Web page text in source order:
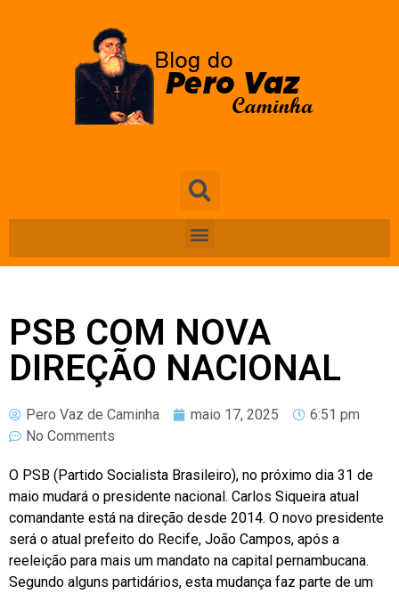
PSB COM NOVA
DIREÇÃO NACIONAL
Pero Vaz de Caminha maio 17, 2025
6:51 pm
No Comments
O PSB (Partido Socialista Brasileiro), no próximo dia 31 de
maio mudará o presidente nacional. Carlos Siqueira atual
comandante está na direção desde 2014. O novo presidente
será o atual prefeito do Recife, João Campos, após a
reeleição para mais um mandato na capital pernambucana.
Segundo alguns partidários, esta mudança faz parte de um